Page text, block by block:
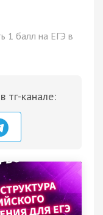
1 балл на ЕГЭ в
тг-канале: